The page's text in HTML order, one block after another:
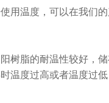
温度，可以在我们
树脂的耐温性较好，
度过高或者温度过